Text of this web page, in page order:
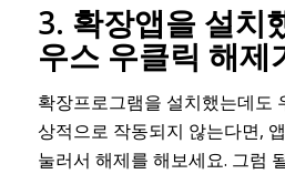
3. 확장앱을 설치
우스 우클릭 해제
확장프로그램을 설치했는데도
상적으로 작동되지 않는다면,
눌러서 해제를 해보세요. 그럼